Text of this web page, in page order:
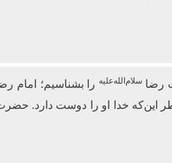
رضا سلام‌الله‌علیه را بشناسیم؛ امام
این‌که خدا او را دوست دارد.